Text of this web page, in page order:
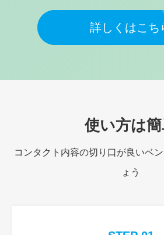
詳しくはこち
使い方は
コンタクト内容の切り口が良いベ
ょう